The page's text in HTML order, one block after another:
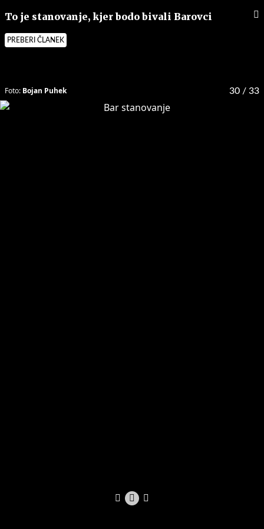
To je stanovanje, kjer bodo bivali Barovci
PREBERI ČLANEK
30 / 33
Foto: Bojan Puhek